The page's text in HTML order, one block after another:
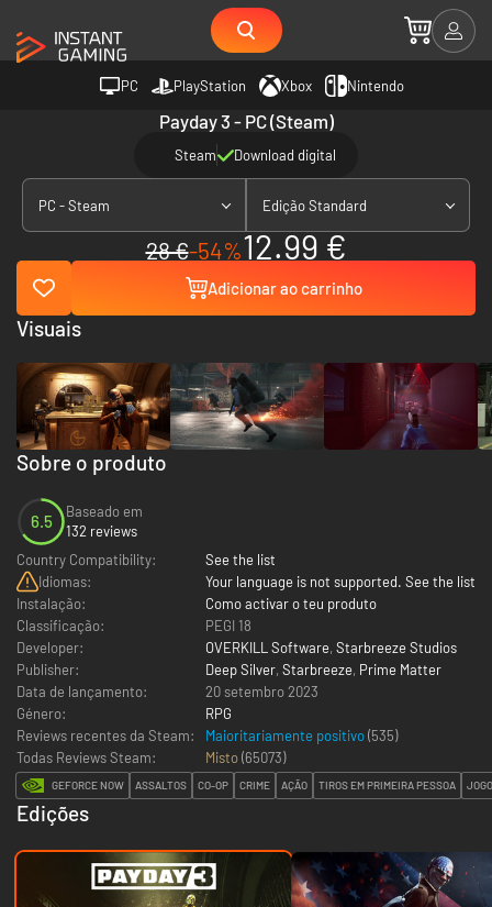
PC PlayStation Xbox Nintendo
Payday 3 - PC (Steam)
Steam Download digital
PC - Steam Edição Standard
28 €-54%12.99 €
Adicionar ao carrinho
Sobre o produto
6.5
Baseado em
132 reviews
Country Compatibility:
See the list
Idiomas:
Your language is not supported. See the list
Instalação:
Como activar o teu produto
Classificação:
PEGI 18
Developer:
OVERKILL Software, Starbreeze Studios
Publisher:
Deep Silver, Starbreeze, Prime Matter
Data de lançamento:
20 setembro 2023
Género:
RPG
Reviews recentes da Steam:
Maioritariamente positivo(535)
Todas Reviews Steam:
Misto(65073)
GEFORCE NOW ASSALTOS CO-OP CRIME AÇÃO TIROS EM PRIMEIRA PESSOA
Edições
Visuais